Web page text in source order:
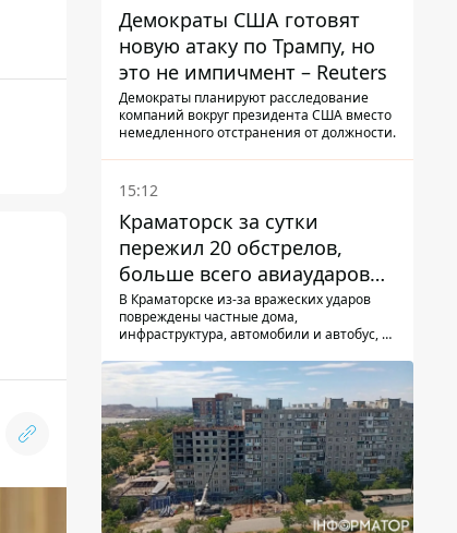
Демократы США готовят
новую атаку по Трампу, но
это не импичмент – Reuters
Демократы планируют расследование
компаний вокруг президента США вместо
немедленного отстранения от должности.
15:12
Краматорск за сутки
пережил 20 обстрелов,
больше всего авиаударов
КАБ-250
В Краматорске из-за вражеских ударов
повреждены частные дома,
инфраструктура, автомобили и автобус, а
человек и еще 15 получили ранения